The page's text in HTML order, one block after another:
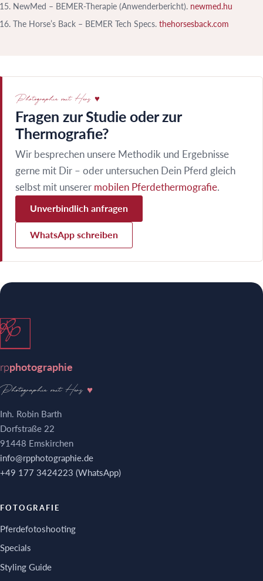
NewMed – BEMER-Therapie (Anwenderbericht). newmed.hu
The Horse’s Back – BEMER Tech Specs.thehorsesback.com
Photographie mit Herz♥
Fragen zur Studie oder zur
Thermografie?
Wir besprechen unsere Methodik und Ergebnisse
gerne mit Dir – oder untersuchen Dein Pferd gleich
selbst mit unserer mobilen Pferdethermografie.
Unverbindlich anfragen
WhatsApp schreiben
rpphotographie
Photographie mit Herz ♥
Inh. Robin Barth
Dorfstraße 22
91448 Emskirchen
info@rpphotographie.de
+49 177 3424223 (WhatsApp)
FOTOGRAFIE
Pferdefotoshooting
Specials
Styling Guide